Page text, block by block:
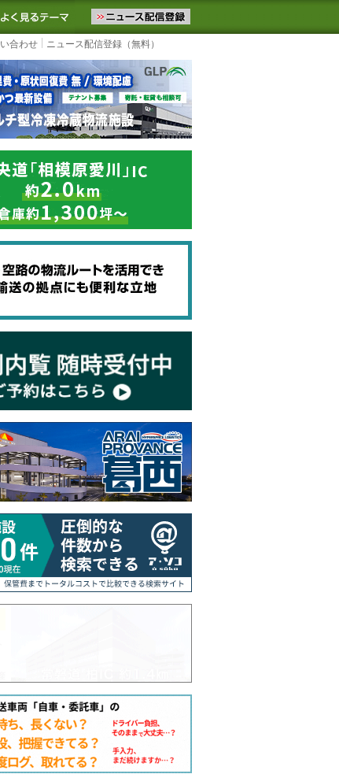
スをお届けします。物流ニュースメール配信を登録す
気に入りに追加 よく見るテーマ
合わせ ニュース配信登録（無料）